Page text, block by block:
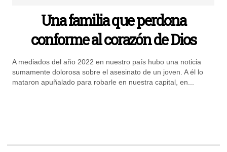
Una familia que perdona
conforme al corazón de Dios
A mediados del año 2022 en nuestro país hubo una noticia
sumamente dolorosa sobre el asesinato de un joven. A él lo
mataron apuñalado para robarle en nuestra capital, en...